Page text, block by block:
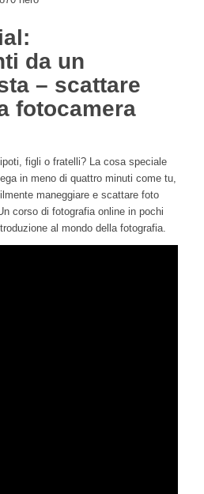
da un
– scattare
fotocamera
figli o fratelli? La cosa speciale
in meno di quattro minuti come tu,
maneggiare e scattare foto
corso di fotografia online in pochi
al mondo della fotografia.